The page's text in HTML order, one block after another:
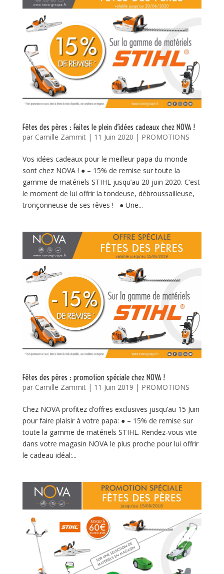
Fêtes des pères : Faites le plein d’idées cadeaux chez NOVA !
par Camille Zammit| 11 Juin 2020 | PROMOTIONS
Vos idées cadeaux pour le meilleur papa du monde
sont chez NOVA ! ● – 15% de remise sur toute la
gamme de matériels STIHL jusqu’au 20 juin 2020. C’est
le moment de lui offrir la tondeuse, débroussailleuse,
tronçonneuse de ses rêves ! ● Une...
Fêtes des pères : promotion spéciale chez NOVA !
par Camille Zammit| 11 Juin 2019 | PROMOTIONS
Chez NOVA profitez d’offres exclusives jusqu’au 15 Juin
pour faire plaisir à votre papa: ● – 15% de remise sur
toute la gamme de matériels STIHL. Rendez-vous vite
dans votre magasin NOVA le plus proche pour lui offrir
le cadeau idéal:...